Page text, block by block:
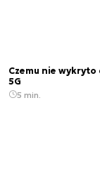
Czemu nie wykryto
5G
5 min.